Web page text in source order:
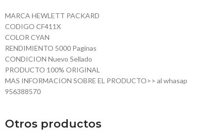
MARCA HEWLETT PACKARD
CODIGO CF411X
COLOR CYAN
RENDIMIENTO 5000 Paginas
CONDICION Nuevo Sellado
PRODUCTO 100% ORIGINAL
MAS INFORMACION SOBRE EL PRODUCTO>> al whasap
956388570
Otros productos